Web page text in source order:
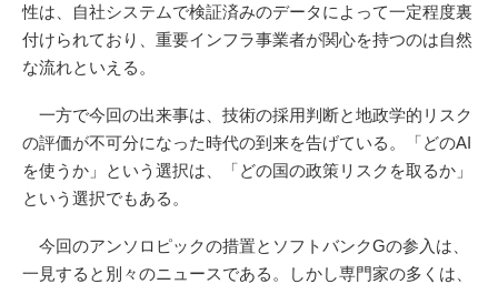
性は、自社システムで検証済みのデータによって一定程度裏
付けられており、重要インフラ事業者が関心を持つのは自然
な流れといえる。
一方で今回の出来事は、技術の採用判断と地政学的リスク
の評価が不可分になった時代の到来を告げている。「どのAI
を使うか」という選択は、「どの国の政策リスクを取るか」
という選択でもある。
今回のアンソロピックの措置とソフトバンクGの参入は、
一見すると別々のニュースである。しかし専門家の多くは、